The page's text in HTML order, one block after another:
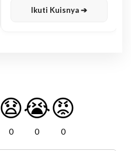
Ikuti Kuisnya ➔
😧
0
😭
0
😡
0